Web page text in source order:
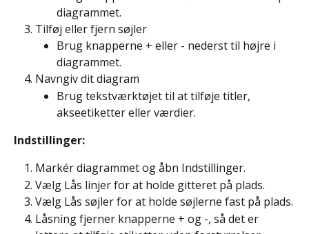
diagrammet.
Tilføj eller fjern søjler
Brug knapperne + eller - nederst til højre i
diagrammet.
Navngiv dit diagram
Brug tekstværktøjet til at tilføje titler,
akseetiketter eller værdier.
Indstillinger:
Markér diagrammet og åbn Indstillinger.
Vælg Lås linjer for at holde gitteret på plads.
Vælg Lås søjler for at holde søjlerne fast på plads.
Låsning fjerner knapperne + og -, så det er